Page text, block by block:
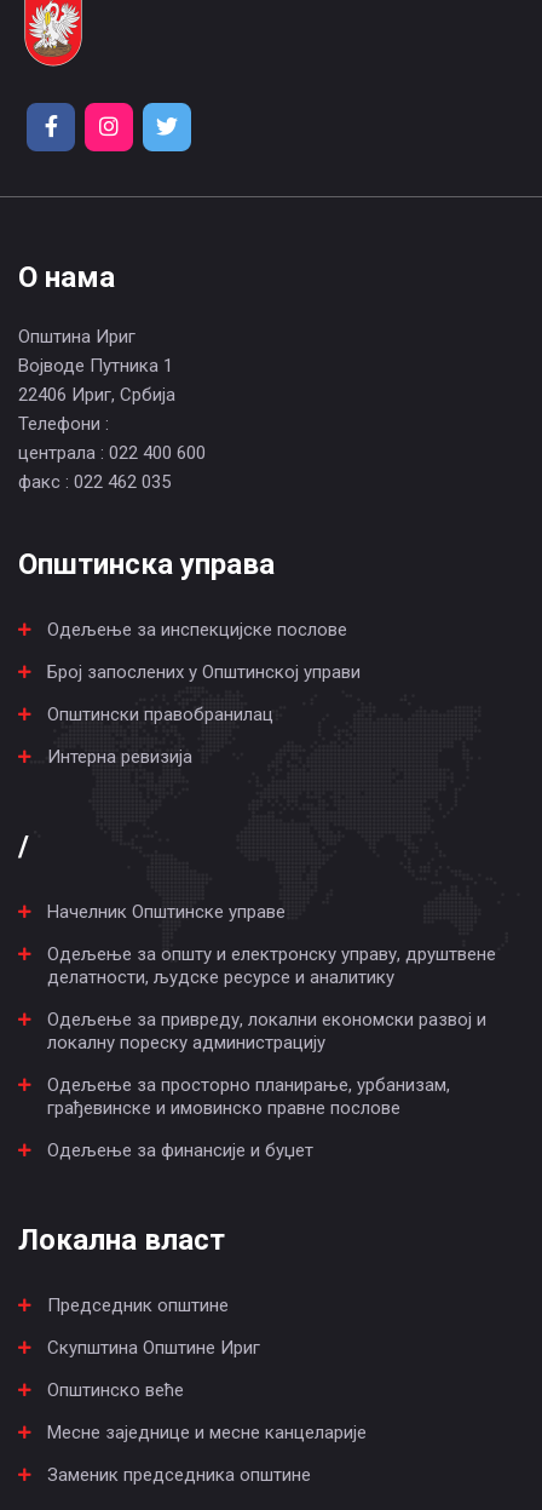
О нама
Општина Ириг
Војводе Путника 1
22406 Ириг, Србија
Телефони :
централа : 022 400 600
факс : 022 462 035
Општинска управа
Одељење за инспекцијске послове
Број запослених у Општинској управи
Општински правобранилац
Интерна ревизија
/
Начелник Општинске управе
Одељење за општу и електронску управу, друштвене
делатности, људске ресурсе и аналитику
Одељење за привреду, локални економски развој и
локалну пореску администрацију
Одељење за просторно планирање, урбанизам,
грађевинске и имовинско правне послове
Одељење за финансије и буџет
Локална власт
Председник општине
Скупштина Општине Ириг
Општинско веће
Месне заједнице и месне канцеларије
Заменик председника општине